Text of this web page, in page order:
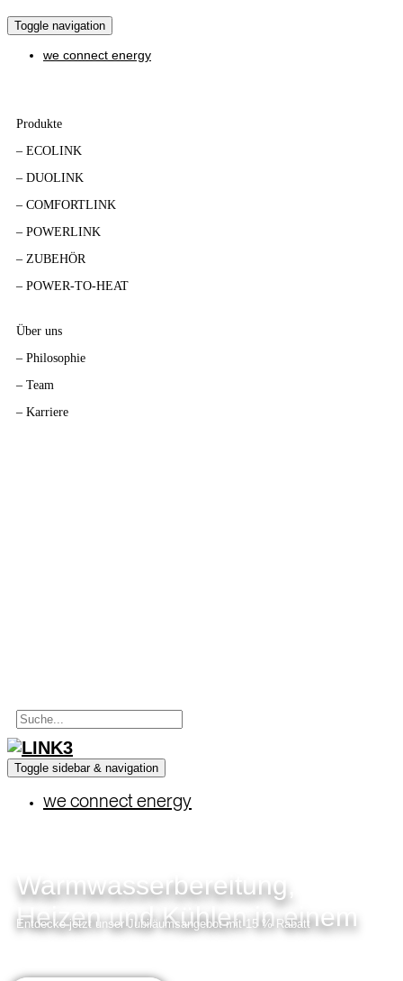
Toggle navigation
we connect energy
Produkte
– ECOLINK
– DUOLINK
– COMFORTLINK
– POWERLINK
– ZUBEHÖR
– POWER-TO-HEAT
Über uns
– Philosophie
– Team
– Karriere
Toggle sidebar & navigation
we connect energy
Warmwasserbereitung,
Heizen und Kühlen in einem
Entdecke jetzt unser Jubiläumsangebot mit 15 % Rabatt